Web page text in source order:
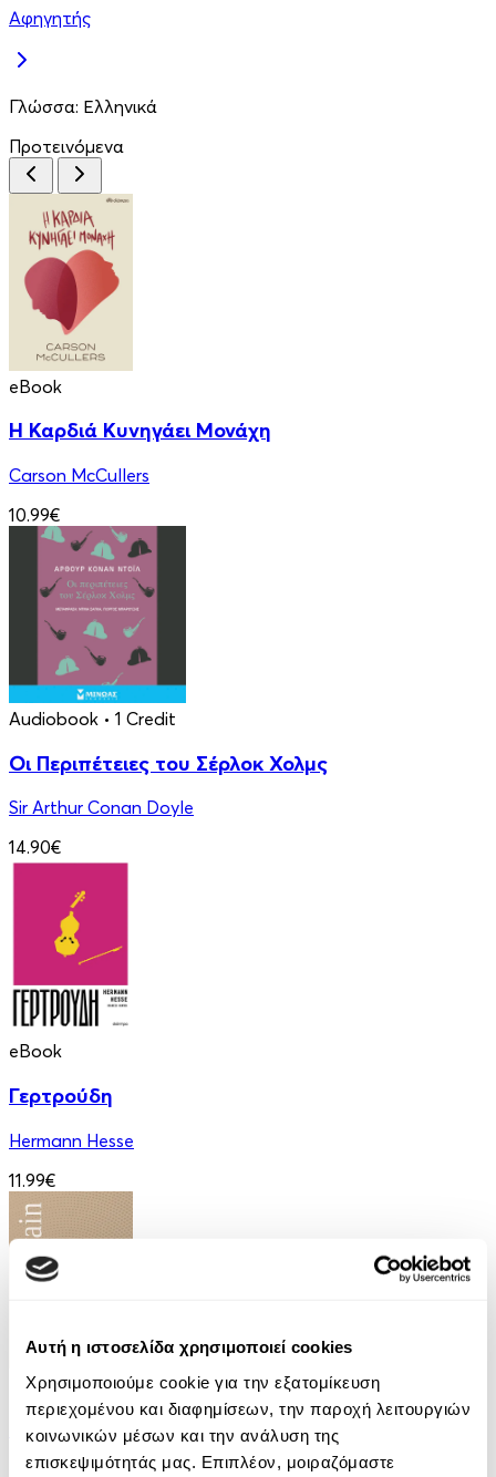
Αυτή η ιστοσελίδα χρησιμοποιεί cookies
Χρησιμοποιούμε cookie για την εξατομίκευση
περιεχομένου και διαφημίσεων, την παροχή λειτουργιών
κοινωνικών μέσων και την ανάλυση της
επισκεψιμότητάς μας. Επιπλέον, μοιραζόμαστε
Αφηγητής
Γλώσσα: Ελληνικά
Προτεινόμενα
eBook
Η Καρδιά Κυνηγάει Μονάχη
Carson McCullers
10.99€
Audiobook • 1 Credit
Οι Περιπέτειες του Σέρλοκ Χολμς
Sir Arthur Conan Doyle
14.90€
eBook
Γερτρούδη
Hermann Hesse
11.99€
eBook
Τυράννων Μονόλογοι